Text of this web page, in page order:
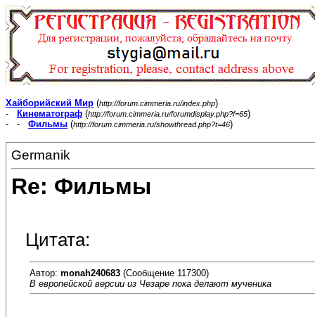
Хайборийский Мир (http://forum.cimmeria.ru/index.php)
-
Кинематограф (http://forum.cimmeria.ru/forumdisplay.php?f=65)
- - Фильмы (http://forum.cimmeria.ru/showthread.php?t=46)
Germanik
Re: Фильмы
Цитата:
Автор: monah240683 (Сообщение 117300)
В европейской версии из Чезаре пока делают мученика